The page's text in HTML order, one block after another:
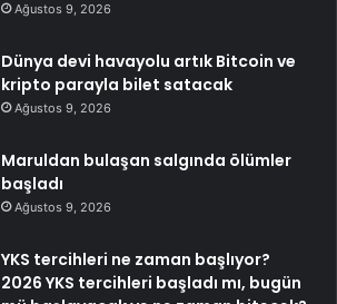
Ağustos 9, 2026
Dünya devi havayolu artık Bitcoin ve
kripto parayla bilet satacak
Ağustos 9, 2026
Maruldan bulaşan salgında ölümler
başladı
Ağustos 9, 2026
YKS tercihleri ne zaman başlıyor?
2026 YKS tercihleri başladı mı, bugün